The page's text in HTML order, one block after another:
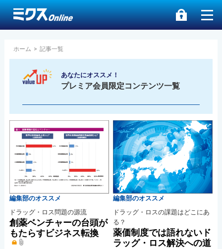
ホーム > 記事一覧
あなたにオススメ！
プレミア会員限定コンテンツ一覧
編集部のオススメ
ドラッグ・ロス問題の源流
創薬ベンチャーの台頭が
もたらすビジネス転換
編集部のオススメ
ドラッグ・ロスの課題はどこにあ
る？
薬価制度では語れないド
ラッグ・ロス解決への道